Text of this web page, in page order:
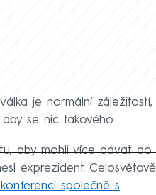
je normální záležitostí,
aby se nic takového
aby mohli více dávat do
exprezident. Celosvětově
společně s